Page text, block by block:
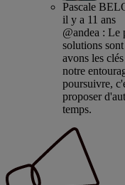
Pascale
il y a 11 ans
@andea : Le
solutions
avons les
notre
poursuivre,
proposer
temps.